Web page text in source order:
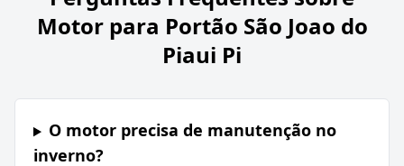
Motor para Portão São Joao do
Piaui Pi
O motor precisa de manutenção no
inverno?